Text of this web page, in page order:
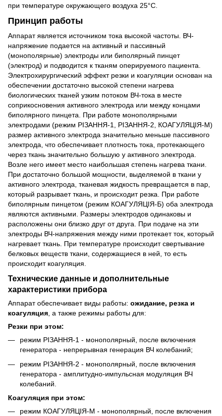
при температуре окружающего воздуха 25°С.
Принцип работы
Аппарат является источником тока высокой частоты. ВЧ-
напряжение подается на активный и пассивный
(монополярные) электроды или биполярный пинцет
(электрод) и подводится к тканям оперируемого пациента.
Электрохирургический эффект резки и коагуляции основан на
обеспечении достаточно высокой степени нагрева
биологических тканей узким потоком ВЧ-тока в месте
соприкосновения активного электрода или между концами
биполярного пинцета. При работе монополярными
электродами (режим РІЗАННЯ-1, РІЗАННЯ-2, КОАГУЛЯЦІЯ-М)
размер активного электрода значительно меньше пассивного
электрода, что обеспечивает плотность тока, протекающего
через ткань значительно большую у активного электрода.
Возле него имеет место наибольшая степень нагрева ткани.
При достаточно большой мощности, выделяемой в ткани у
активного электрода, тканевая жидкость превращается в пар,
который разрывает ткань, и происходит резка. При работе
биполярным пинцетом (режим КОАГУЛЯЦІЯ-Б) оба электрода
являются активными. Размеры электродов одинаковы и
расположены они близко друг от друга. При подаче на эти
электроды ВЧ-напряжения между ними протекает ток, который
нагревает ткань. При температуре происходит свертывание
белковых веществ ткани, содержащиеся в ней, то есть
происходит коагуляция.
Технические данные и дополнительные
характеристики прибора
Аппарат обеспечивает виды работы: ожидание, резка и
коагуляция, а также режимы работы для:
Резки при этом:
режим РІЗАННЯ-1 - монополярный, после включения
генератора - непрерывная генерация ВЧ колебаний;
режим РІЗАННЯ-2 - монополярный, после включения
генератора - амплитудно-импульсная модуляция ВЧ
колебаний.
Коагуляция при этом:
режим КОАГУЛЯЦІЯ-М - монополярный, после включения